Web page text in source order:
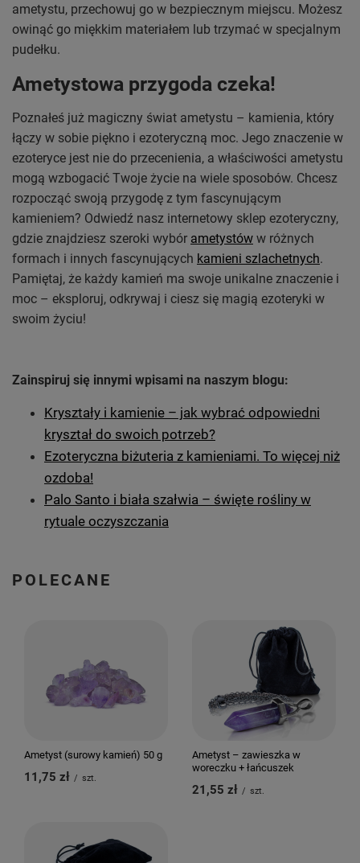
ametystu, przechowuj go w bezpiecznym miejscu. Możesz
owinąć go miękkim materiałem lub trzymać w specjalnym
pudełku.
Ametystowa przygoda czeka!
Poznałeś już magiczny świat ametystu – kamienia, który
łączy w sobie piękno i ezoteryczną moc. Jego znaczenie w
ezoteryce jest nie do przecenienia, a właściwości ametystu
mogą wzbogacić Twoje życie na wiele sposobów. Chcesz
rozpocząć swoją przygodę z tym fascynującym
kamieniem? Odwiedź nasz internetowy sklep ezoteryczny,
gdzie znajdziesz szeroki wybór ametystów w różnych
formach i innych fascynujących kamieni szlachetnych.
Pamiętaj, że każdy kamień ma swoje unikalne znaczenie i
moc – eksploruj, odkrywaj i ciesz się magią ezoteryki w
swoim życiu!
Zainspiruj się innymi wpisami na naszym blogu:
Kryształy i kamienie – jak wybrać odpowiedni
kryształ do swoich potrzeb?
Ezoteryczna biżuteria z kamieniami. To więcej niż
ozdoba!
Palo Santo i biała szałwia – święte rośliny w
rytuale oczyszczania
POLECANE
Ametyst (surowy kamień) 50 g
11,75 zł / szt.
Ametyst – zawieszka w
woreczku + łańcuszek
21,55 zł / szt.